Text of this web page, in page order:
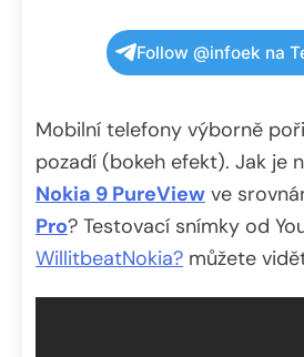
Follow @infoek na
Mobilní telefony výborně
pozadí (bokeh efekt). Jak je
Nokia 9 PureView ve
Pro? Testovací snímky od
WillitbeatNokia? můžete